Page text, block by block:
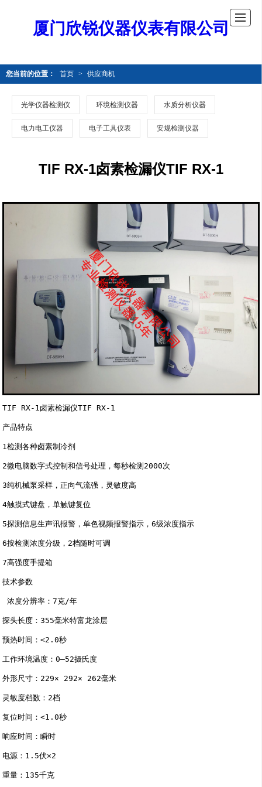
厦门欣锐仪器仪表有限公司
您当前的位置： 首页 > 供应商机
光学仪器检测仪 环境检测仪器 水质分析仪器
电力电工仪器 电子工具仪表 安规检测仪器
TIF RX-1卤素检漏仪TIF RX-1
TIF RX-1卤素检漏仪TIF RX-1
产品特点
1检测各种卤素制冷剂
2微电脑数字式控制和信号处理，每秒检测2000次
3纯机械泵采样，正向气流强，灵敏度高
4触摸式键盘，单触键复位
5探测信息生声讯报警，单色视频报警指示，6级浓度指示
6按检测浓度分级，2档随时可调
7高强度手提箱
技术参数
浓度分辨率：7克/年
探头长度：355毫米特富龙涂层
预热时间：<2.0秒
工作环境温度：0—52摄氏度
外形尺寸：229× 292× 262毫米
灵敏度档数：2档
复位时间：<1.0秒
响应时间：瞬时
电源：1.5伏×2